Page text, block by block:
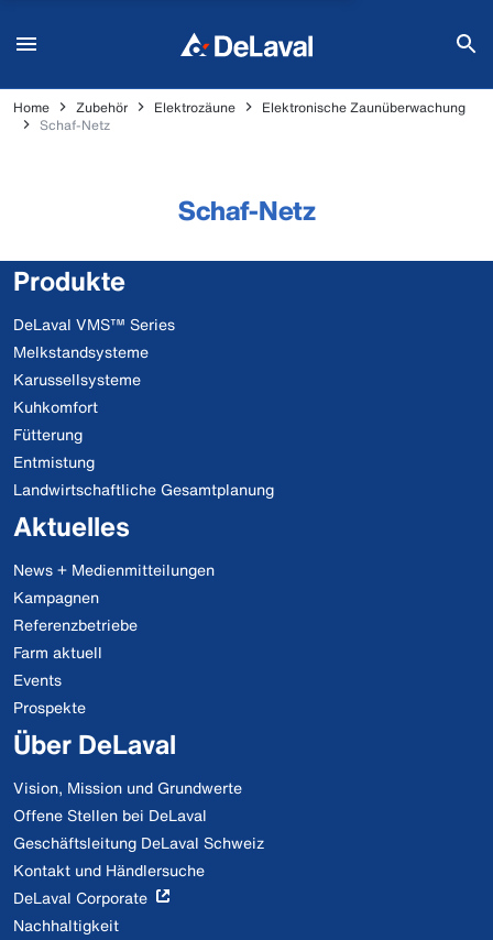
Home Zubehör Elektrozäune
Elektronische Zaunüberwachung
Schaf-Netz
Schaf-Netz
Produkte
DeLaval VMS™ Series
Melkstandsysteme
Karussellsysteme
Kuhkomfort
Fütterung
Entmistung
Landwirtschaftliche Gesamtplanung
Aktuelles
News + Medienmitteilungen
Kampagnen
Referenzbetriebe
Farm aktuell
Events
Prospekte
Über DeLaval
Vision, Mission und Grundwerte
Offene Stellen bei DeLaval
Geschäftsleitung DeLaval Schweiz
Kontakt und Händlersuche
DeLaval Corporate
Nachhaltigkeit